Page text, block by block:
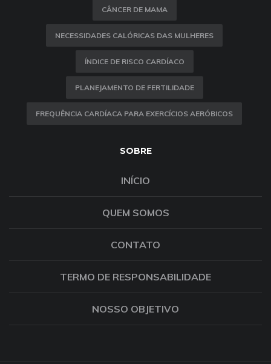
CÂNCER DE MAMA
NECESSIDADES CALÓRICAS DAS MULHERES
ÍNDICE DE RISCO CARDÍACO
PLANEJAMENTO DE FERTILIDADE
FREQUÊNCIA CARDÍACA PARA EXERCÍCIOS AERÓBICOS
SOBRE
INÍCIO
QUEM SOMOS
CONTATO
TERMO DE RESPONSABILIDADE
NOSSO OBJETIVO